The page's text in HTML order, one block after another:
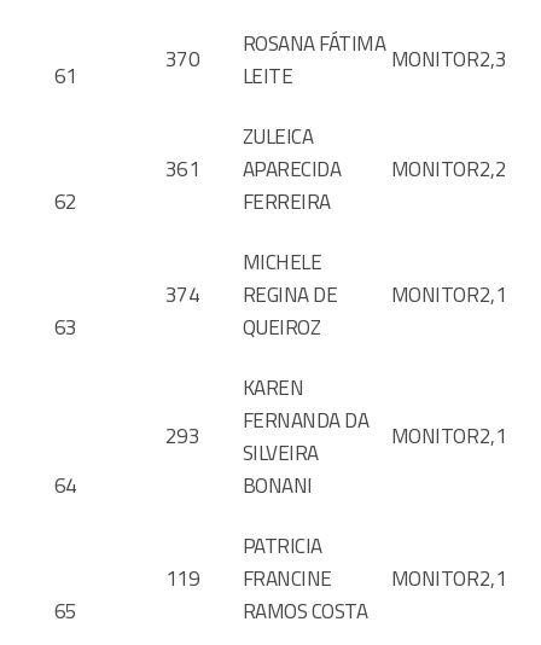
61
370
ROSANA FÁTIMA
LEITE
MONITOR2,3
62
361
ZULEICA
APARECIDA
FERREIRA
MONITOR2,2
63
374
MICHELE
REGINA DE
QUEIROZ
MONITOR2,1
64
293
KAREN
FERNANDA DA
SILVEIRA
BONANI
MONITOR2,1
65
119
PATRICIA
FRANCINE
RAMOS COSTA
MONITOR2,1